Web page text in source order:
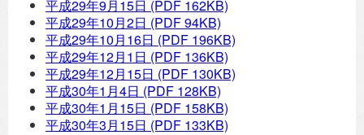
平成29年9月15日 (PDF 162KB)
平成29年10月2日 (PDF 94KB)
平成29年10月16日 (PDF 196KB)
平成29年12月1日 (PDF 136KB)
平成29年12月15日 (PDF 130KB)
平成30年1月4日 (PDF 128KB)
平成30年1月15日 (PDF 158KB)
平成30年3月15日 (PDF 133KB)